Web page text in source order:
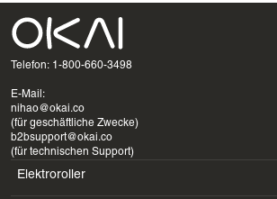
Telefon: 1-800-660-3498
E-Mail:
nihao@okai.co
(für geschäftliche Zwecke)
b2bsupport@okai.co
(für technischen Support)
Elektroroller